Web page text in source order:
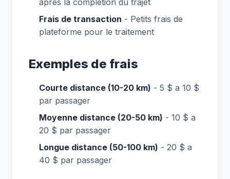
Frais de transaction - Petits frais de
plateforme pour le traitement
Exemples de frais
Courte distance (10-20 km) - 5 $ a 10 $
par passager
Moyenne distance (20-50 km) - 10 $ a
20 $ par passager
Longue distance (50-100 km) - 20 $ a
40 $ par passager